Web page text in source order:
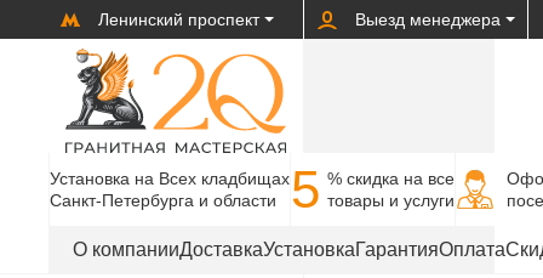
Ленинский проспект Выезд менеджера
Установка на Всех кладбищах
Санкт-Петербурга и области
5 % cкидка на все
товары и услуги
О компанииДоставкаУстановкаГарантияОплата